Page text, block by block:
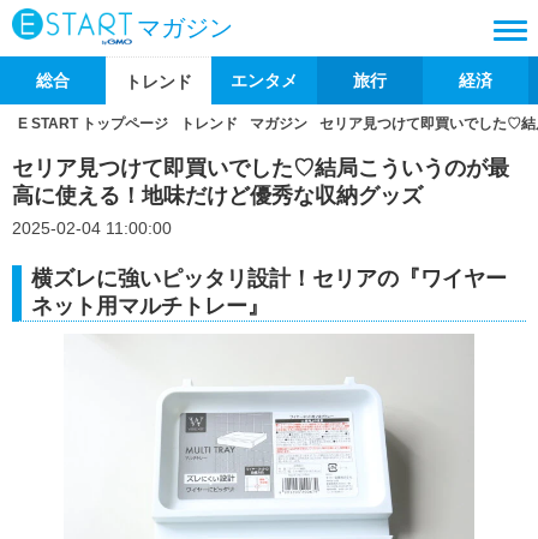
マガジン
総合 トレンド エンタメ 旅行 経済
E START トップページ トレンド マガジン セリア見つけて即買いでした♡
セリア見つけて即買いでした♡結局こういうのが最
高に使える！地味だけど優秀な収納グッズ
2025-02-04 11:00:00
横ズレに強いピッタリ設計！セリアの『ワイヤー
ネット用マルチトレー』